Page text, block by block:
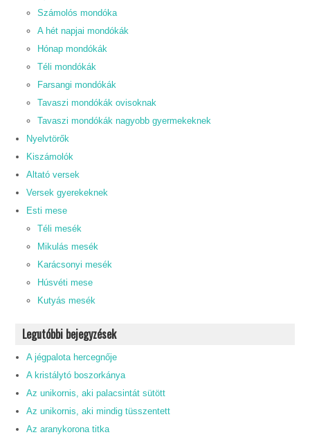
Számolós mondóka
A hét napjai mondókák
Hónap mondókák
Téli mondókák
Farsangi mondókák
Tavaszi mondókák ovisoknak
Tavaszi mondókák nagyobb gyermekeknek
Nyelvtörők
Kiszámolók
Altató versek
Versek gyerekeknek
Esti mese
Téli mesék
Mikulás mesék
Karácsonyi mesék
Húsvéti mese
Kutyás mesék
Legutóbbi bejegyzések
A jégpalota hercegnője
A kristálytó boszorkánya
Az unikornis, aki palacsintát sütött
Az unikornis, aki mindig tüsszentett
Az aranykorona titka